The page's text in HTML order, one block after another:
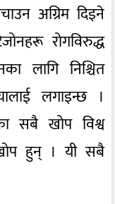
अग्रिम दिइने
रोगविरुद्ध
लागि निश्चित
लगाइन्छ ।
सबै खोप विश्व
खोप हुन् । यी सबै